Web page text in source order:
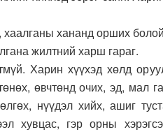
хаалганы хананд орших
жилтний харш гараг.
Харин хүүхэд хөлд
өвчтөнд очих, эд, мал
нүүдэл хийх, ашиг
хувцас, гэр орны